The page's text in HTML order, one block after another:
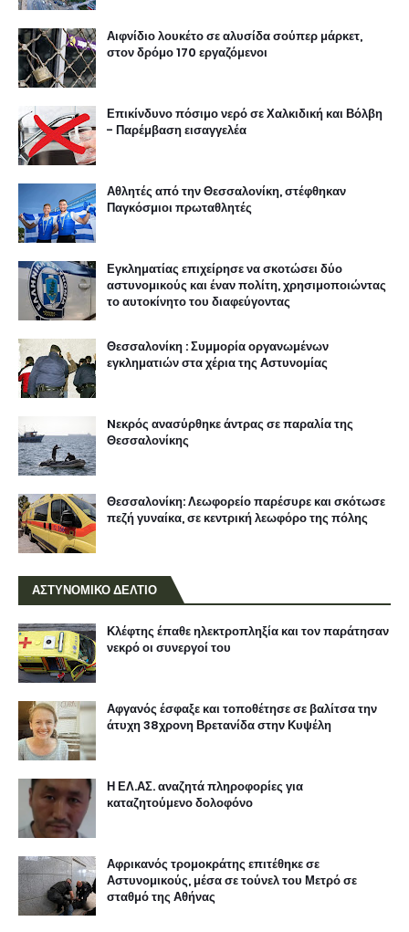
Αιφνίδιο λουκέτο σε αλυσίδα σούπερ μάρκετ,
στον δρόμο 170 εργαζόμενοι
Επικίνδυνο πόσιμο νερό σε Χαλκιδική και Βόλβη
- Παρέμβαση εισαγγελέα
Αθλητές από την Θεσσαλονίκη, στέφθηκαν
Παγκόσμιοι πρωταθλητές
Εγκληματίας επιχείρησε να σκοτώσει δύο
αστυνομικούς και έναν πολίτη, χρησιμοποιώντας
το αυτοκίνητο του διαφεύγοντας
Θεσσαλονίκη : Συμμορία οργανωμένων
εγκληματιών στα χέρια της Αστυνομίας
Nεκρός ανασύρθηκε άντρας σε παραλία της
Θεσσαλονίκης
Θεσσαλονίκη: Λεωφορείο παρέσυρε και σκότωσε
πεζή γυναίκα, σε κεντρική λεωφόρο της πόλης
ΑΣΤΥΝΟΜΙΚΟ ΔΕΛΤΙΟ
Κλέφτης έπαθε ηλεκτροπληξία και τον παράτησαν
νεκρό οι συνεργοί του
Αφγανός έσφαξε και τοποθέτησε σε βαλίτσα την
άτυχη 38χρονη Βρετανίδα στην Κυψέλη
Η ΕΛ.ΑΣ. αναζητά πληροφορίες για
καταζητούμενο δολοφόνο
Αφρικανός τρομοκράτης επιτέθηκε σε
Αστυνομικούς, μέσα σε τούνελ του Μετρό σε
σταθμό της Αθήνας